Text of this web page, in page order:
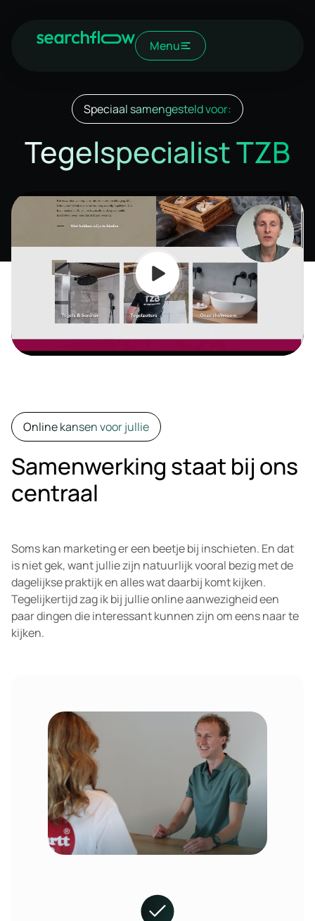
Menu
Speciaal samengesteld voor:
Tegelspecialist TZB
Online kansen voor jullie
Samenwerking staat bij ons
centraal
Soms kan marketing er een beetje bij inschieten. En dat
is niet gek, want jullie zijn natuurlijk vooral bezig met de
dagelijkse praktijk en alles wat daarbij komt kijken.
Tegelijkertijd zag ik bij jullie online aanwezigheid een
paar dingen die interessant kunnen zijn om eens naar te
kijken.